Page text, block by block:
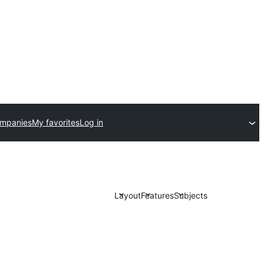
My favoritesLog in
LayoutFeaturesSubjects